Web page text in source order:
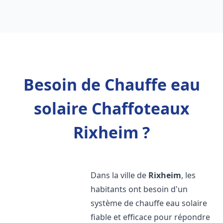
Besoin de Chauffe eau
solaire Chaffoteaux
Rixheim ?
Dans la ville de Rixheim, les
habitants ont besoin d'un
système de chauffe eau solaire
fiable et efficace pour répondre